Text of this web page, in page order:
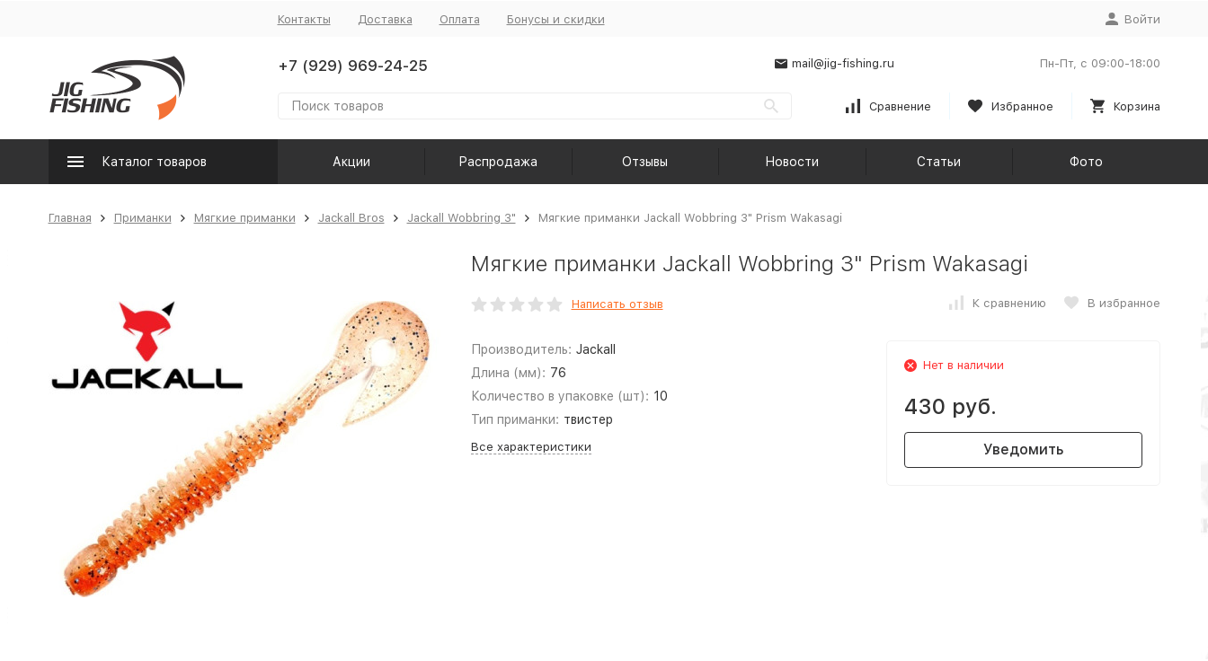
Контакты Доставка Оплата Бонусы и скидки Войти
+7 (929) 969-24-25 mail@jig-fishing.ru Пн-Пт, с 09:00-18:00
Сравнение Избранное Корзина
Каталог товаров Акции Распродажа Отзывы Новости Статьи Фото
Главная Приманки Мягкие приманки Jackall Bros Jackall Wobbring 3" Мягкие приманки Jackall Wobbring 3" Prism Wakasagi
Мягкие приманки Jackall Wobbring 3" Prism Wakasagi
Написать отзыв К сравнению В избранное
Производитель: Jackall
Длина (мм): 76
Количество в упаковке (шт): 10
Тип приманки: твистер
Все характеристики
Нет в наличии
430 руб.
Уведомить